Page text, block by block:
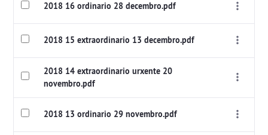
2018 16 ordinario 28 decembro.pdf
2018 15 extraordinario 13 decembro.pdf
2018 14 extraordinario urxente 20
novembro.pdf
2018 13 ordinario 29 novembro.pdf